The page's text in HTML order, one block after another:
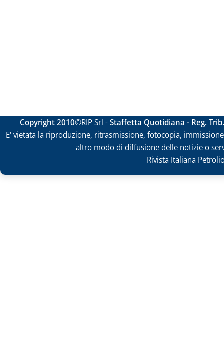
Copyright 2010©RIP Srl -Staffetta Quotidiana - Reg.
E' vietata la riproduzione, ritrasmissione, fotocopia,
altro modo di diffusione delle notizie o
Rivista Italiana